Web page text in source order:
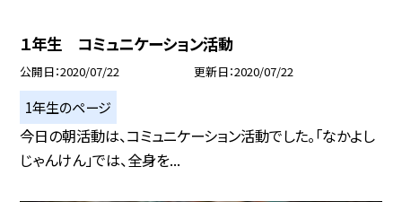
１年生 コミュニケーション活動
公開日 2020/07/22 更新日 2020/07/22
1年生のページ
今日の朝活動は、コミュニケーション活動でした。「なかよし
じゃんけん」では、全身を...